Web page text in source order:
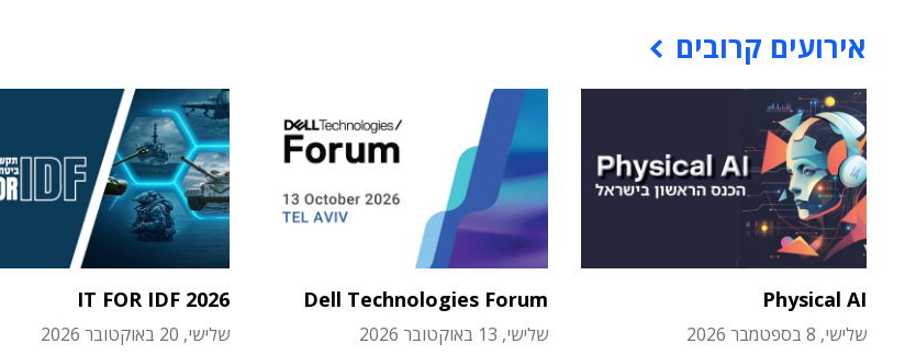
אירועים קרובים
Physical AI
שלישי, 8 בספטמבר 2026
Dell Technologies Forum
שלישי, 13 באוקטובר 2026
IT FOR IDF 2026
שלישי, 20 באוקטובר 2026